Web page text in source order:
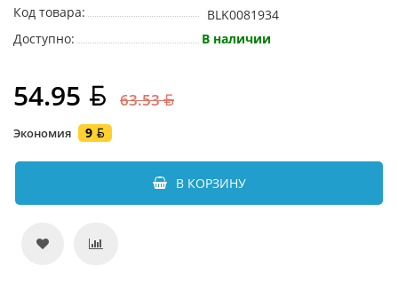
Код товара:
BLK0081934
Доступно:
В наличии
54.95 63.53
Экономия 9
В КОРЗИНУ